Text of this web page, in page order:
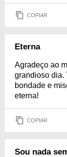
COPIAR
Eterna
Agradeço ao
grandioso dia.
bondade e
eterna!
COPIAR
Sou nada